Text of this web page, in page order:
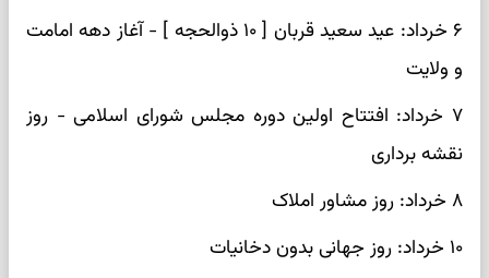
۶ خرداد: عید سعید قربان [ ۱۰ ذوالحجه ] - آغاز دهه امامت
و ولایت
۷ خرداد: افتتاح اولین دوره مجلس شورای اسلامی - روز
نقشه برداری
۸ خرداد: روز مشاور املاک
۱۰ خرداد: روز جهانی بدون دخانیات